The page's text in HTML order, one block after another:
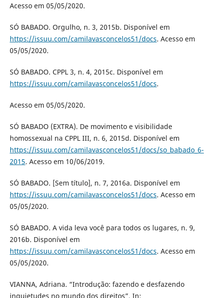
Acesso em 05/05/2020.
SÓ BABADO. Orgulho, n. 3, 2015b. Disponível em
https://issuu.com/camilavasconcelos51/docs. Acesso em
05/05/2020.
SÓ BABADO. CPPL 3, n. 4, 2015c. Disponível em
https://issuu.com/camilavasconcelos51/docs.
Acesso em 05/05/2020.
SÓ BABADO (EXTRA). De movimento e visibilidade
homossexual na CPPL III, n. 6, 2015d. Disponível em
https://issuu.com/camilavasconcelos51/docs/so_babado_6-
2015. Acesso em 10/06/2019.
SÓ BABADO. [Sem título], n. 7, 2016a. Disponível em
https://issuu.com/camilavasconcelos51/docs. Acesso em
05/05/2020.
SÓ BABADO. A vida leva você para todos os lugares, n. 9,
2016b. Disponível em
https://issuu.com/camilavasconcelos51/docs. Acesso em
05/05/2020.
VIANNA, Adriana. “Introdução: fazendo e desfazendo
inquietudes no mundo dos direitos”. In: